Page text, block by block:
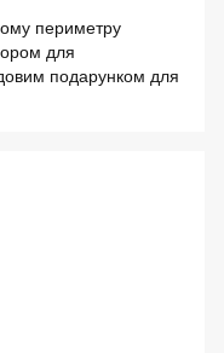
периметру
для
подарунком для